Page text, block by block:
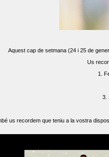
Aquest cap de setmana (24 i 25 de
Us
1.
3.
us recordem que teniu a la vostra